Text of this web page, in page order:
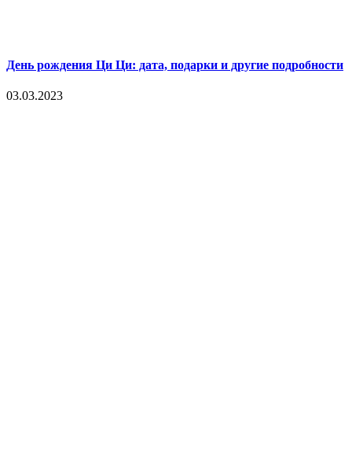
День рождения Ци Ци: дата, подарки и другие подробности
03.03.2023